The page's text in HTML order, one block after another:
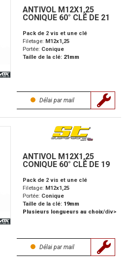
ANTIVOL M12X1,25
CONIQUE 60° CLÉ DE 21
Pack de 2 vis et une clé
Filetage: M12x1,25
Portée: Conique
Taille de la clé: 21mm
Délai par mail
ANTIVOL M12X1,25
CONIQUE 60° CLÉ DE 19
Pack de 2 vis et une clé
Filetage: M12x1,25
Portée: Conique
Taille de la clé: 19mm
Plusieurs longueurs au choix/div>
Délai par mail